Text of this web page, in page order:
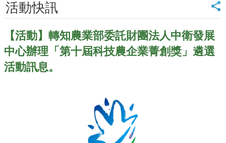
頁
究
發
展
處
首
活動快訊
【活動】轉知農業部委託財團法人中衛發展
中心辦理「第十屆科技農企業菁創獎」遴選
活動訊息。